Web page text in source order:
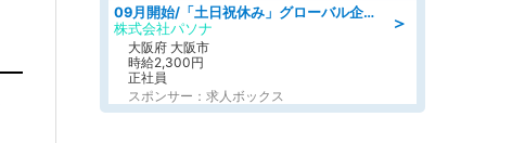
＞
09月開始/「土日祝休み」グローバル企業での産業保健のお仕事/保健師/高時給/残業なし/服装自由
株式会社パソナ
大阪府 大阪市
時給2,300円
正社員
スポンサー：求人ボックス